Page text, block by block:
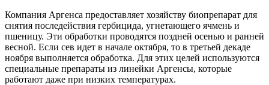
Компания Аргенса предоставляет хозяйству биопрепарат для
снятия последействия гербицида, угнетающего ячмень и
пшеницу. Эти обработки проводятся поздней осенью и ранней
весной. Если сев идет в начале октября, то в третьей декаде
ноября выполняется обработка. Для этих целей используются
специальные препараты из линейки Аргенсы, которые
работают даже при низких температурах.